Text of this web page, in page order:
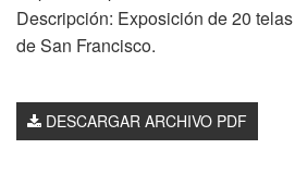
Descripción: Exposición de 20
de San Francisco.
DESCARGAR ARCHIVO PDF